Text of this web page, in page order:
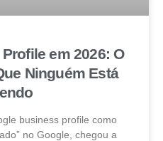
em 2026: O
Ninguém Está
business profile como
no Google, chegou a